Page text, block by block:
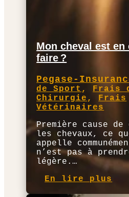
Mon cheval est
faire ?
Pegase-
de Sport , Frais
Chirurgie , Frais
Vétérinaires
Première cause de
les chevaux, ce
appelle
n’est pas à
légère.…
En lire plus